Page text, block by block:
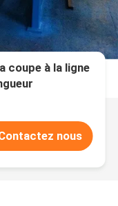
coupe à la ligne
nous